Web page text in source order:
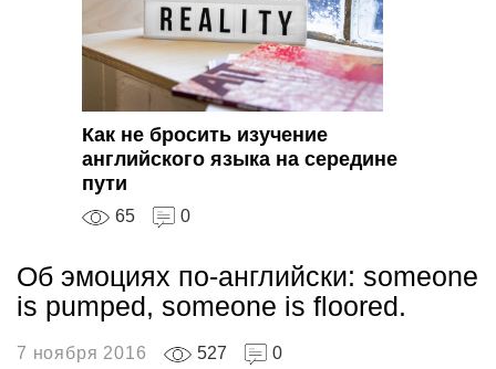
Как не бросить изучение
английского языка на середине
пути
65 0
Об эмоциях по-английски: someone
is pumped, someone is floored.
7 ноября 2016 527
0